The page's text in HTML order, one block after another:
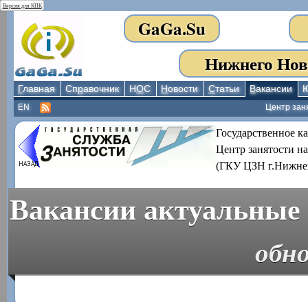
Версия для КПК
GaGa.Su
Нижнего
Главная Справочник НОС Новости Статьи Вакансии
Центр
EN
Государственное
Центр занятости
(ГКУ ЦЗН
Вакансии актуальные